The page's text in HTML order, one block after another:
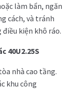
làm bẩn, ngăn
cách, và tránh
kiện khô ráo.
40U2.25S
nhà cao tầng.
khu công